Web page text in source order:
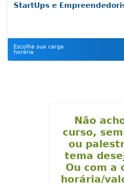
StartUps e
Escolha sua carga
horária
Não
curso,
ou
tema
Ou com a
horária/